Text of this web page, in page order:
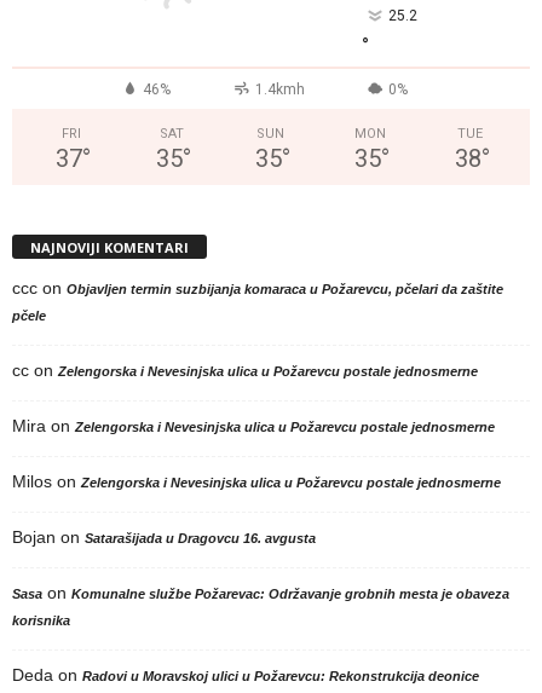
25.2
°
46% 1.4kmh 0%
FRI
37°
SAT
35°
SUN
35°
MON
35°
TUE
38°
NAJNOVIJI KOMENTARI
ccc on Objavljen termin suzbijanja komaraca u Požarevcu, pčelari da zaštite
pčele
cc on Zelengorska i Nevesinjska ulica u Požarevcu postale jednosmerne
Mira on Zelengorska i Nevesinjska ulica u Požarevcu postale jednosmerne
Milos on Zelengorska i Nevesinjska ulica u Požarevcu postale jednosmerne
Bojan on Satarašijada u Dragovcu 16. avgusta
Sasa on Komunalne službe Požarevac: Održavanje grobnih mesta je obaveza
korisnika
Deda on Radovi u Moravskoj ulici u Požarevcu: Rekonstrukcija deonice